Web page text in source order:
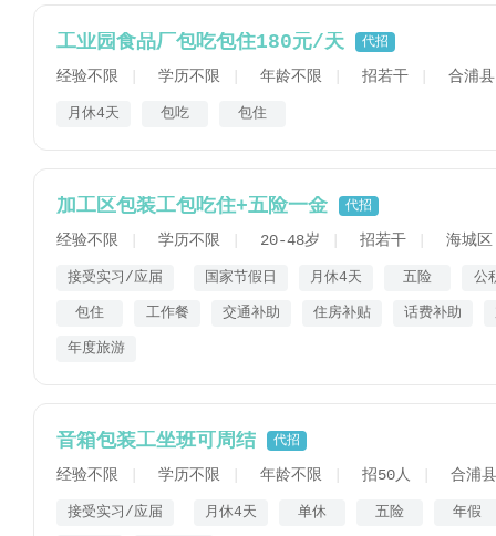
工业园食品厂包吃包住180元/天 代招
经验不限 学历不限 年龄不限 招若干 合浦
月休4天 包吃 包住
加工区包装工包吃住+五险一金 代招
经验不限 学历不限 20-48岁 招若干 海城
接受实习/应届 国家节假日 月休4天 五险 公
包住 工作餐 交通补助 住房补贴 话费补助
年度旅游
音箱包装工坐班可周结 代招
经验不限 学历不限 年龄不限 招50人 合浦
接受实习/应届 月休4天 单休 五险 年假